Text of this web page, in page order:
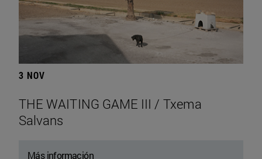
3 NOV
THE WAITING GAME III / Txema
Salvans
Más información